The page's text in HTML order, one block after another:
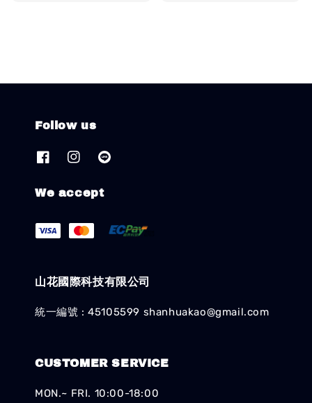
Follow us
We accept
山花國際科技有限公司
統一編號 : 45105599 shanhuakao@gmail.com
CUSTOMER SERVICE
MON.~ FRI. 10:00-18:00